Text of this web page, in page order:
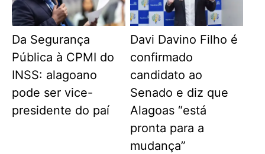
Da Segurança
Pública à CPMI do
INSS: alagoano
pode ser vice-
presidente do paí
Davi Davino Filho é
confirmado
candidato ao
Senado e diz que
Alagoas “está
pronta para a
mudança”